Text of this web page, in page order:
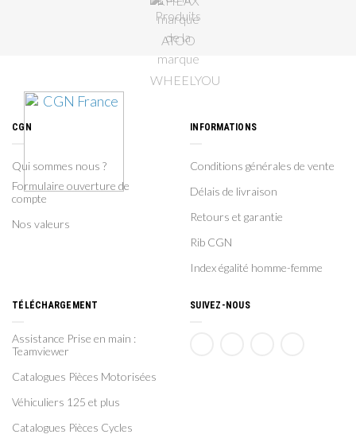
CGN
Qui sommes nous ?
Formulaire ouverture de
compte
Nos valeurs
INFORMATIONS
Conditions générales de vente
Délais de livraison
Retours et garantie
Rib CGN
Index égalité homme-femme
TÉLÉCHARGEMENT
Assistance Prise en main :
Teamviewer
Catalogues Pièces Motorisées
Véhiculiers 125 et plus
Catalogues Pièces Cycles
SUIVEZ-NOUS